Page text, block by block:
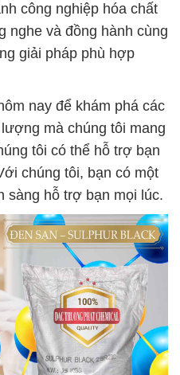
công nghiệp hóa chất
nghe và đồng hành cùng
giải pháp phù hợp
nay để khám phá các
mà chúng tôi mang
tôi có thể hỗ trợ bạn
chúng tôi, bạn có một
sàng hỗ trợ bạn mọi lúc.